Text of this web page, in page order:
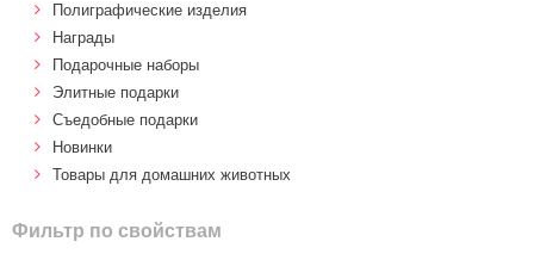
Полиграфические изделия
Награды
Подарочные наборы
Элитные подарки
Cъедобные подарки
Новинки
Товары для домашних животных
Фильтр по свойствам